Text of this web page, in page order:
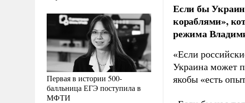
Первая в истории 500-
балльница ЕГЭ поступила в
МФТИ
Если бы
кораблями»,
режима
«Если
Украина может
якобы «есть